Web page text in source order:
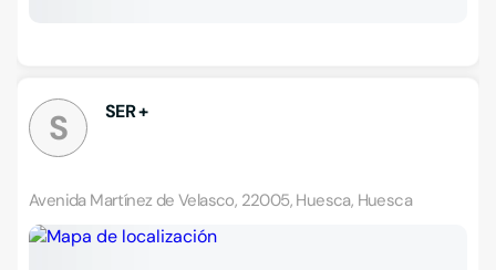
S SER +
Avenida Martínez de Velasco, 22005, Huesca, Huesca